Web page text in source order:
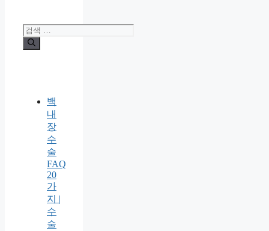
검
색:
백
내
장
수
술
FAQ
20
가
지 |
수
술